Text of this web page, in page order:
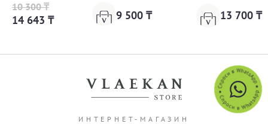
10 300 ₸
14 643 ₸ 9 500 ₸ 13 700 ₸
ИНТЕРНЕТ-МАГАЗИН